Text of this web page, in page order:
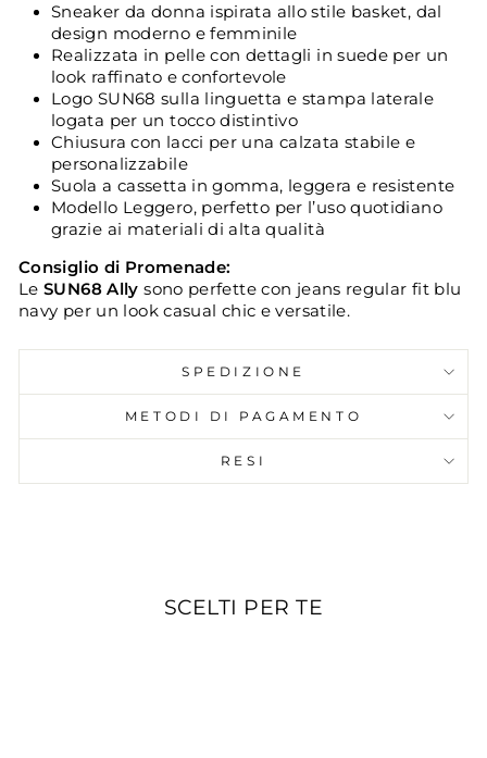
Sneaker da donna ispirata allo stile basket, dal
design moderno e femminile
Realizzata in pelle con dettagli in suede per un
look raffinato e confortevole
Logo SUN68 sulla linguetta e stampa laterale
logata per un tocco distintivo
Chiusura con lacci per una calzata stabile e
personalizzabile
Suola a cassetta in gomma, leggera e resistente
Modello Leggero, perfetto per l’uso quotidiano
grazie ai materiali di alta qualità
Consiglio di Promenade:
LeSUN68 Ally sono perfette con jeans regular fit blu
navy per un look casual chic e versatile.
SPEDIZIONE
METODI DI PAGAMENTO
RESI
SCELTI PER TE